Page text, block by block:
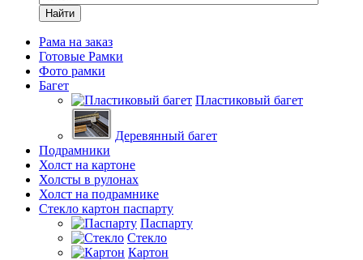
Найти
Рама на заказ
Готовые Рамки
Фото рамки
Багет
Пластиковый багет
Деревянный багет
Подрамники
Холст на картоне
Холсты в рулонах
Холст на подрамнике
Стекло картон паспарту
Паспарту
Стекло
Картон